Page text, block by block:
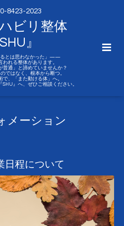
8423-2023
ビリ整体
SHU』
るとは思わなかった」——
われる整体があります。
普通」と諦めていませんか？
ではなく、根本から断つ。
で、「また動ける体」へ。
』へ、ぜひご相談ください。
メーション
日程について